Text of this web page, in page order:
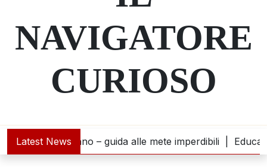
NAVIGATORE
CURIOSO
Latest Newsl’oceano – guida alle mete imperdibili |